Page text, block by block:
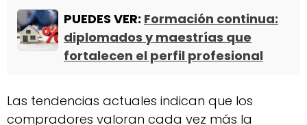
PUEDES VER: Formación continua:
diplomados y maestrías que
fortalecen el perfil profesional
Las tendencias actuales indican que los
compradores valoran cada vez más la